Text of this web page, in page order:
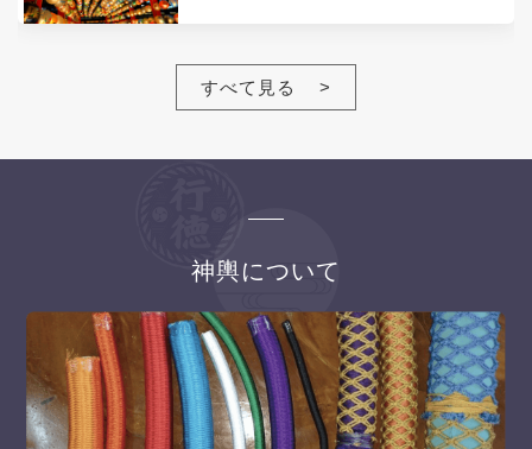
すべて見る
神輿について